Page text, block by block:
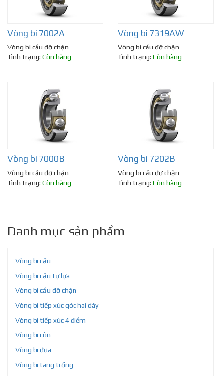
Vòng bi 7002A
Vòng bi cầu đỡ chặn
Tình trạng: Còn hàng
Vòng bi 7319AW
Vòng bi cầu đỡ chặn
Tình trạng: Còn hàng
Vòng bi 7000B
Vòng bi cầu đỡ chặn
Tình trạng: Còn hàng
Vòng bi 7202B
Vòng bi cầu đỡ chặn
Tình trạng: Còn hàng
Danh mục sản phẩm
Vòng bi cầu
Vòng bi cầu tự lựa
Vòng bi cầu đỡ chặn
Vòng bi tiếp xúc góc hai dãy
Vòng bi tiếp xúc 4 điểm
Vòng bi côn
Vòng bi đũa
Vòng bi tang trống